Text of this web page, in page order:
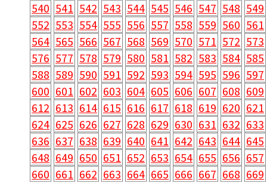
540 541 542 543 544 545 546 547 548 549
552 553 554 555 556 557 558 559 560 561
564 565 566 567 568 569 570 571 572 573
576 577 578 579 580 581 582 583 584 585
588 589 590 591 592 593 594 595 596 597
600 601 602 603 604 605 606 607 608 609
612 613 614 615 616 617 618 619 620 621
624 625 626 627 628 629 630 631 632 633
636 637 638 639 640 641 642 643 644 645
648 649 650 651 652 653 654 655 656 657
660 661 662 663 664 665 666 667 668 669